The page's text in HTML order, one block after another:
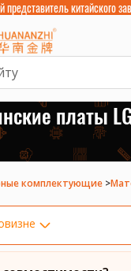
китайского
платы
комплектующие >